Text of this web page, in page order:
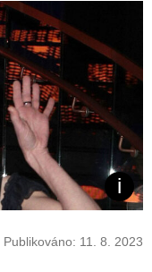
Publikováno: 11. 8. 2023